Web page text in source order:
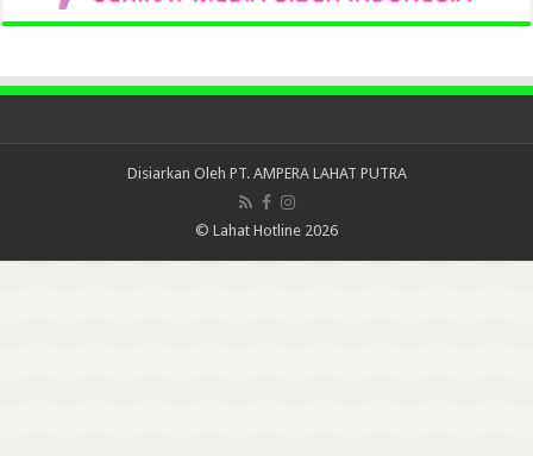
Disiarkan Oleh PT. AMPERA LAHAT PUTRA
© Lahat Hotline 2026